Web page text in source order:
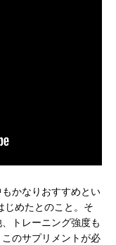
かなりおすすめとい
じめたとのこと。そ
トレーニング強度も
のサプリメントが必